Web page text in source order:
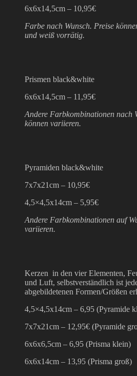
6x6x14,5cm – 10,95€
Farbe nach Wunsch. Preise
und weiß vorrätig.
Prismen black&white
6x6x14,5cm – 11,95€
Andere Farbkombinationen nach
können variieren.
Pyramiden black&white
7x7x21cm – 10,95€
4,5×4,5x14cm – 5,95€
Andere Farbkombinationen auf
variieren.
Kerzen in den vier Elementen,
und Luft, selbstverständlich ist
abgebildetenen Formen/Größen
4,5×4,5x14cm – 6,95 (Pyramide
7x7x21cm – 12,95€ (Pyramide
6x6x6,5cm – 6,95 (Prisma klein)
6x6x14cm – 13,95 (Prisma groß)